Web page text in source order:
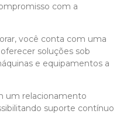
com a
você conta com uma
soluções sob
e equipamentos a
um relacionamento
suporte contínuo